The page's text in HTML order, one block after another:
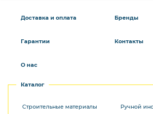
Доставка и оплата
Гарантии
О нас
Бренды
Контакты
Каталог
Строительные материалы Ручной